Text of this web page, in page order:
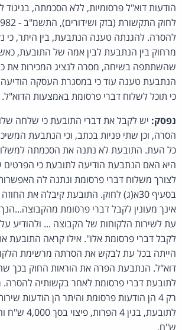
להסרה. להגנתה טענה הנתבעת, בין היתר,
מרחוק בין הנתבעת לבין אמה של התובעת,
שהשתתפה בשיחה, מסרה לנציג המכירות את
הנתבעת טענה עוד כי במסגרת העסקה
כי תוכל לשלוח דברי פרסומת באמצעות הדוא"ל.
נפסק: יש לקבל את דברי התובעת כי שלחה
הסרה, וכן שתי פניות בכתב, וכי הנתבעת
כל העת. התובעת לא נתנה את הסכמתה
היא האם הנתבעת הודיעה לתובעת כי
לצורך משלוח דברי פרסומת ונתנה לה
בסעיף 30א(ג) לחוק. התובעת קיבלה את
אינך מעונין לקבל דברי פרסומת
עת לשירות הלקוחות של הקבוצה ... ולהודיע
לקבל דברי פרסומת אלו". אילו קראה התובעת
הייתה בכל עת לבקש את הסרתה מרשימת
דוא"ל. הנתבעת הפרה את הוראות החוק בכך
רק 4 הן הודעות פרסומת והיתר הן הודעות
ש"ח.